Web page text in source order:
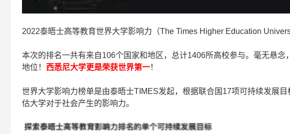
2022泰晤士高等教育世界大学影响力（The Times Higher Education
本次的排名一共有来自106个国家和地区，总计1406所高校参与。毫无悬
地位！ 西悉尼大学更是荣获世界第一！
世界大学影响力榜单是由泰晤士TIMES发起，根据联合国17项可持续发展
估大学对于社会产生的影响力。